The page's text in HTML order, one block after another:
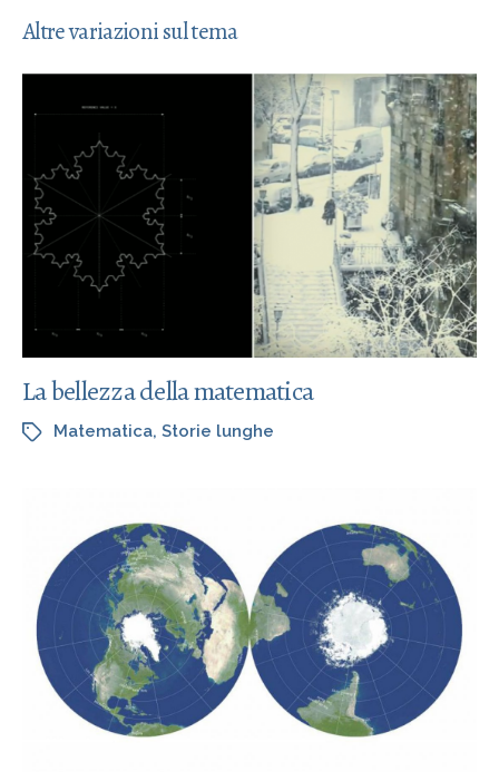
Altre variazioni sul tema
La bellezza della matematica
Matematica, Storie lunghe